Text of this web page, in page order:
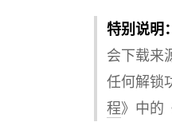
特别说明：
会下载来
任何解锁
程》中的